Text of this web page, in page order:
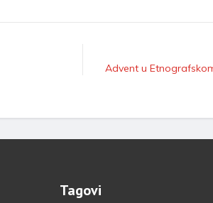
Advent u
Tagovi